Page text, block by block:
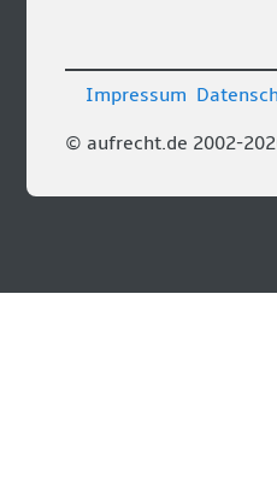
© aufrecht.de 2002-
Impressum